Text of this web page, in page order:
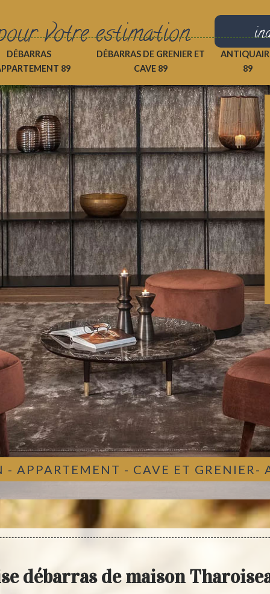
votre estimation
DÉBARRAS
89
DÉBARRAS DE GRENIER ET
CAVE 89
89
- APPARTEMENT - CAVE ET GRENIER-
débarras de maison